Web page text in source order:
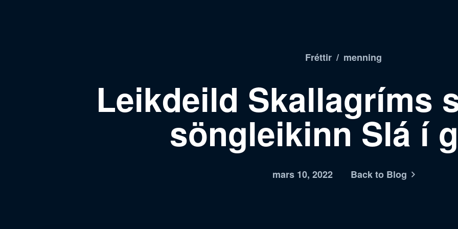
Fréttir / menning
Leikdeild Skallagríms
söngleikinn Slá í
mars 10, 2022 Back to Blog